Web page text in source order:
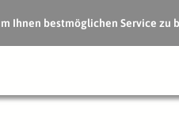
Ihnen bestmöglichen Service zu